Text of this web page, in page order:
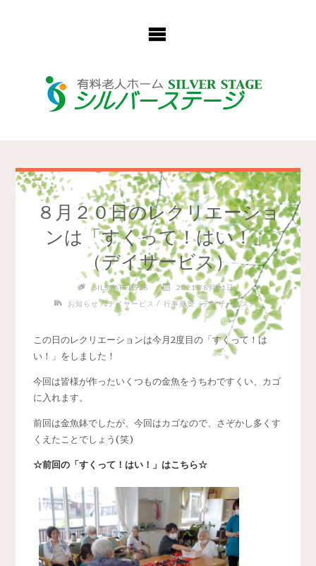
８月２０日のレクリエーショ
ンは「すくって！はい！」
（デイサービス）
SILSTAFF0928
2021年8月21日
お知らせ/デイサービス / 行事風景（デイサービス）
この日のレクリエーションは今月2度目の「すくって！は
い！」をしました！
今回は皆様が作ったいくつもの金魚をうちわですくい、カゴ
に入れます。
前回は金魚鉢でしたが、今回はカゴなので、さぞかし多くす
くえたことでしょう(笑)
☆前回の「すくって！はい！」はこちら☆